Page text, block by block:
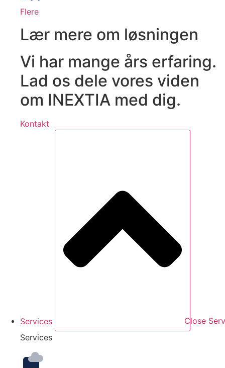
Flere
Lær mere om løsningen
Vi har mange års erfaring.
Lad os dele vores viden
om INEXTIA med dig.
Kontakt
Services
Close
Services